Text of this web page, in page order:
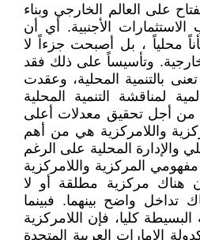
على العالم الخارجي وبناء
الاستثمارات الأجنبية. أي أن
محلياً ، بل أصبحت جزءاً لا
وتأسيساً على ذلك فقد
بالتنمية المحلية، وعقدت
لمناقشة التنمية المحلية
من أجل تحقيق معدلات أعلى
واللامركزية هي من أهم
والإدارة المحلية على الرغم
المركزية واللامركزية
هناك مركزية مطلقة أو لا
واضح بينهما. فبينما
كليا، فإن اللامركزية
الإمارات العربية المتحدة